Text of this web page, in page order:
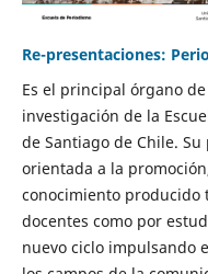
Re-presentaciones:
Es el principal órgano
investigación de la
de Santiago de Chile.
orientada a la
conocimiento producido
docentes como por
nuevo ciclo impulsando